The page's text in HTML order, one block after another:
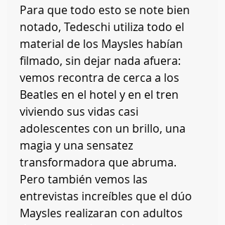
Para que todo esto se note bien
notado, Tedeschi utiliza todo el
material de los Maysles habían
filmado, sin dejar nada afuera:
vemos recontra de cerca a los
Beatles en el hotel y en el tren
viviendo sus vidas casi
adolescentes con un brillo, una
magia y una sensatez
transformadora que abruma.
Pero también vemos las
entrevistas increíbles que el dúo
Maysles realizaran con adultos